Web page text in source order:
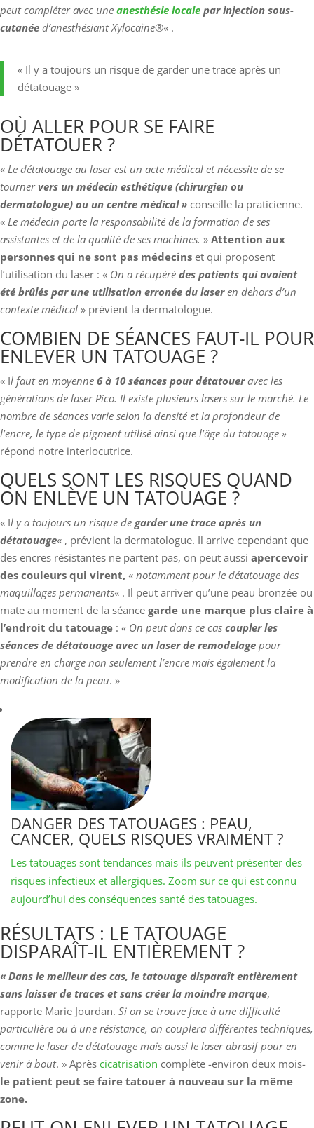
peut compléter avec une anesthésie locale par injection sous-
cutanée d’anesthésiant Xylocaïne®« .
« Il y a toujours un risque de garder une trace après un
détatouage »
OÙ ALLER POUR SE FAIRE
DÉTATOUER ?
« Le détatouage au laser est un acte médical et nécessite de se
tournervers un médecin esthétique (chirurgien ou
dermatologue) ou un centre médical » conseille la praticienne.
« Le médecin porte la responsabilité de la formation de ses
assistantes et de la qualité de ses machines. » Attention aux
personnes qui ne sont pas médecins et qui proposent
l’utilisation du laser : « On a récupéré des patients qui avaient
été brûlés par une utilisation erronée du laseren dehors d’un
contexte médical » prévient la dermatologue.
COMBIEN DE SÉANCES FAUT-IL POUR
ENLEVER UN TATOUAGE ?
« Il faut en moyenne 6 à 10 séances pour détatoueravec les
générations de laser Pico. Il existe plusieurs lasers sur le marché. Le
nombre de séances varie selon la densité et la profondeur de
l’encre, le type de pigment utilisé ainsi que l’âge du tatouage »
répond notre interlocutrice.
QUELS SONT LES RISQUES QUAND
ON ENLÈVE UN TATOUAGE ?
« Il y a toujours un risque de garder une trace après un
détatouage« , prévient la dermatologue. Il arrive cependant que
des encres résistantes ne partent pas, on peut aussi apercevoir
des couleurs qui virent, « notamment pour le détatouage des
maquillages permanents« . Il peut arriver qu’une peau bronzée ou
mate au moment de la séance garde une marque plus claire à
l’endroit du tatouage : « On peut dans ce cas coupler les
séances de détatouage avec un laser de remodelage pour
prendre en charge non seulement l’encre mais également la
modification de la peau. »
DANGER DES TATOUAGES : PEAU,
CANCER, QUELS RISQUES VRAIMENT ?
Les tatouages sont tendances mais ils peuvent présenter des
risques infectieux et allergiques. Zoom sur ce qui est connu
aujourd’hui des conséquences santé des tatouages.
RÉSULTATS : LE TATOUAGE
DISPARAÎT-IL ENTIÈREMENT ?
« Dans le meilleur des cas, le tatouage disparaît entièrement
sans laisser de traces et sans créer la moindre marque,
rapporte Marie Jourdan. Si on se trouve face à une difficulté
particulière ou à une résistance, on couplera différentes techniques,
comme le laser de détatouage mais aussi le laser abrasif pour en
venir à bout. » Après cicatrisation complète -environ deux mois-
le patient peut se faire tatouer à nouveau sur la même
zone.